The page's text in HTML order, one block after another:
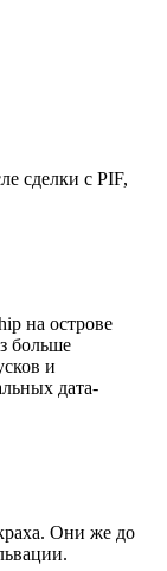
сделки с PIF,
на острове
больше
и
дата-
Они же до